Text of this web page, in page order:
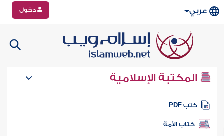
عربي دخول
المكتبة الإسلامية
كتب PDF